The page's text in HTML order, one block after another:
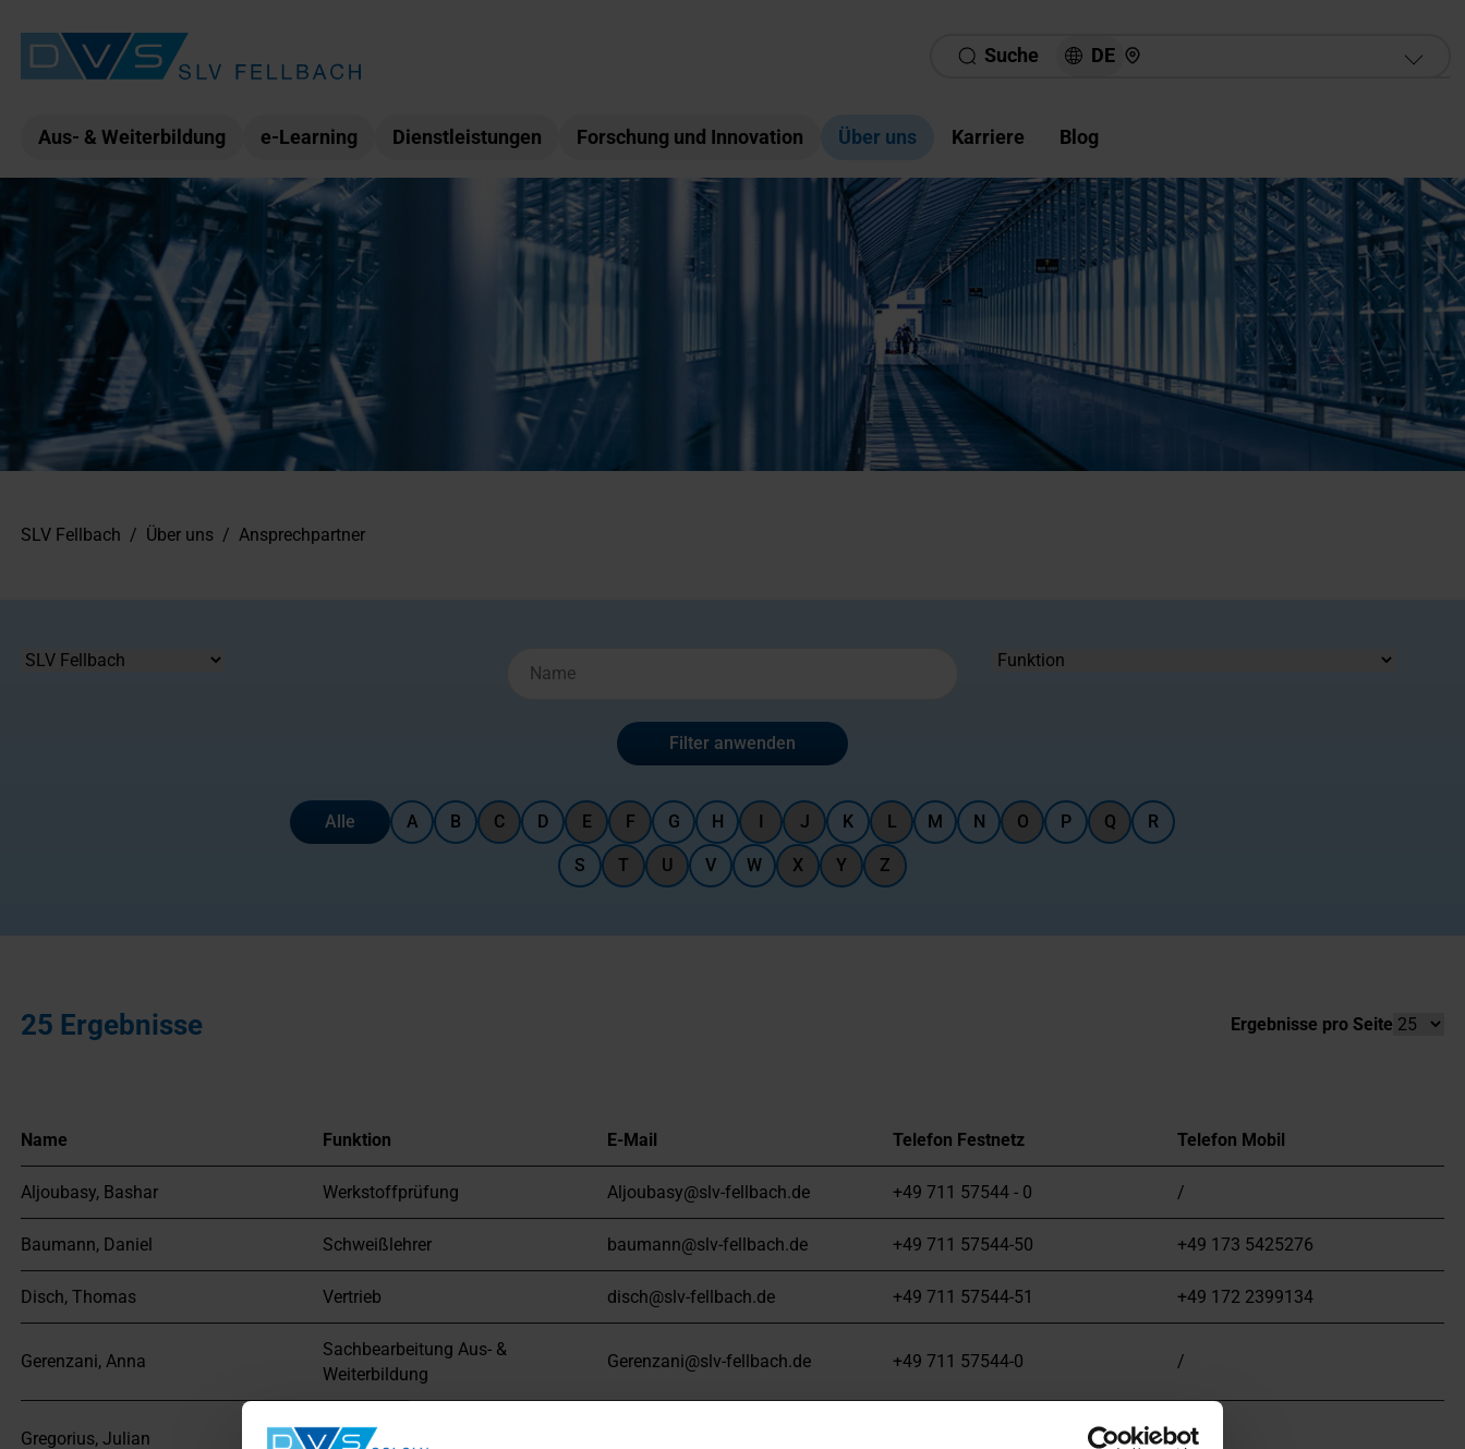
Suche DE Hier finden Sie uns
Aus- & Weiterbildung e-Learning Dienstleistungen Forschung und Innovation Über uns Karriere Blog
SLV Fellbach / Über uns / Ansprechpartner
Standort Funktion
Filter anwenden
Alle A B C D E F G H J K L M N O P Q R
S T U V W X Y Z
25 Ergebnisse Ergebnisse pro Seite
Name Funktion E-Mail Telefon Festnetz Telefon Mobil
Aljoubasy, Bashar Werkstoffprüfung Aljoubasy@slv-fellbach.de +49 711 57544 - 0 /
Baumann, Daniel Schweißlehrer baumann@slv-fellbach.de +49 711 57544-50 +49 173 5425276
Disch, Thomas Vertrieb disch@slv-fellbach.de +49 711 57544-51 +49 172 2399134
Gerenzani, Anna
Sachbearbeitung Aus- &
Weiterbildung
Gerenzani@slv-fellbach.de +49 711 57544-0 /
Gregorius, Julian
Sachbearbeitung Aus- &
/